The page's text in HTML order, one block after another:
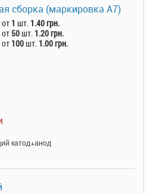
сборка (маркировка A7)
от 1 шт. 1.40 грн.
от 50шт. 1.20 грн.
от 100шт. 1.00 грн.
катод+анод